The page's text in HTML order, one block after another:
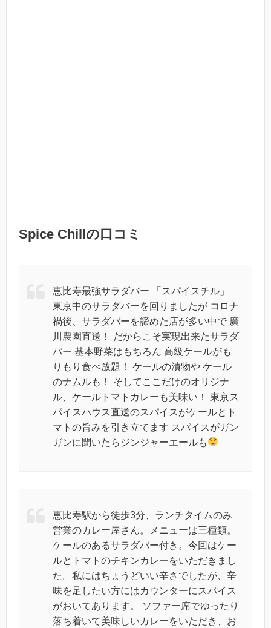
Spice Chillの口コミ
恵比寿最強サラダバー 「スパイスチル」
東京中のサラダバーを回りましたが コロナ
禍後、サラダバーを諦めた店が多い中で 廣
川農園直送！ だからこそ実現出来たサラダ
バー 基本野菜はもちろん 高級ケールがも
りもり食べ放題！ ケールの漬物や ケール
のナムルも！ そしてここだけのオリジナ
ル、ケールトマトカレーも美味い！ 東京ス
パイスハウス直送のスパイスがケールとト
マトの旨みを引き立てます スパイスがガン
ガンに聞いたらジンジャーエールも
恵比寿駅から徒歩3分、ランチタイムのみ
営業のカレー屋さん。メニューは三種類。
ケールのあるサラダバー付き。今回はケー
ルとトマトのチキンカレーをいただきまし
た。私にはちょうどいい辛さでしたが、辛
味を足したい方にはカウンターにスパイス
がおいてあります。 ソファー席でゆったり
落ち着いて美味しいカレーをいただき、お